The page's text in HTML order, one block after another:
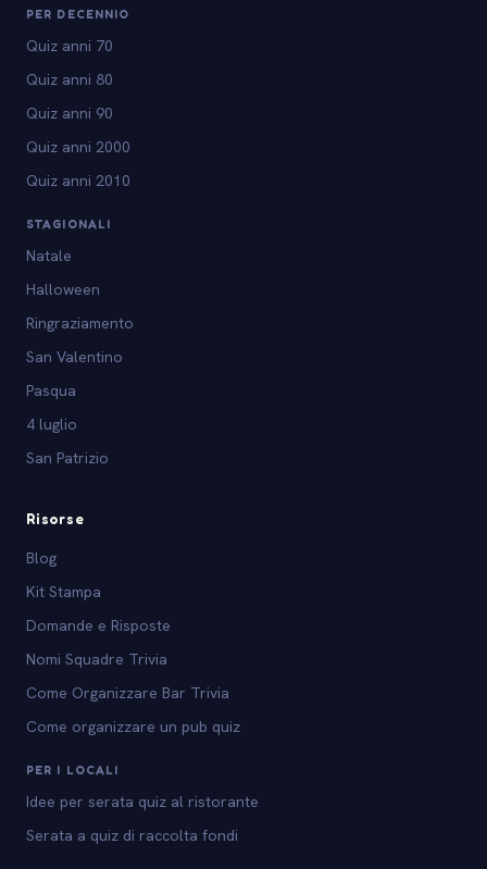
PER DECENNIO
Quiz anni 70
Quiz anni 80
Quiz anni 90
Quiz anni 2000
Quiz anni 2010
STAGIONALI
Natale
Halloween
Ringraziamento
San Valentino
Pasqua
4 luglio
San Patrizio
Risorse
Blog
Kit Stampa
Domande e Risposte
Nomi Squadre Trivia
Come Organizzare Bar Trivia
Come organizzare un pub quiz
PER I LOCALI
Idee per serata quiz al ristorante
Serata a quiz di raccolta fondi